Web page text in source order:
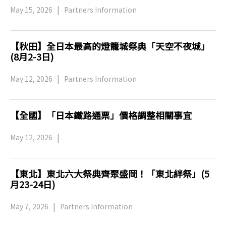
May 15, 2026 Partners Information
【秋田】全日本最高的燈籠城祭典「天空不夜城」
(8月2-3日)
May 12, 2026 Partners Information
【全國】「日本鐵路通票」價格調整相關事宜
May 12, 2026
【東北】東北六大祭典齊聚盛岡！「東北絆祭」(5
月23-24日)
May 7, 2026 Partners Information